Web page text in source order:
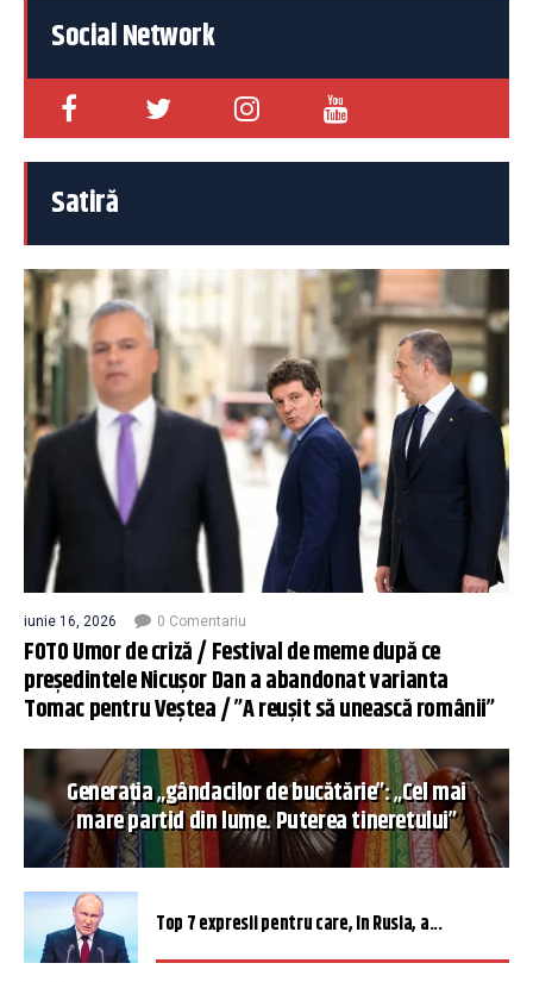
Social Network
Satiră
iunie 16, 2026 0 Comentariu
FOTO Umor de criză / Festival de meme după ce
președintele Nicușor Dan a abandonat varianta
Tomac pentru Veștea / ”A reușit să unească românii”
Generația „gândacilor de bucătărie”: „Cel mai
mare partid din lume. Puterea tineretului”
Top 7 expresii pentru care, în Rusia, a...